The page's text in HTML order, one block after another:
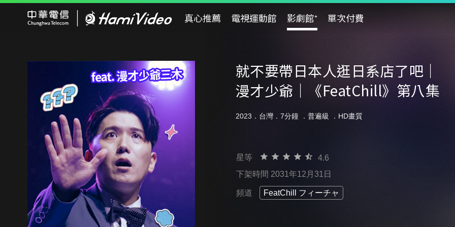
真心推薦 電視運動館 影劇館⁺ 單次付費
就不要帶日本人逛日系店了吧｜
漫才少爺｜《FeatChill》第八集
2023．台灣．7分鐘 ． 普遍級 ．HD畫質
星等
4.6
下架時間 2031年12月31日
頻道 FeatChill フィーチャ